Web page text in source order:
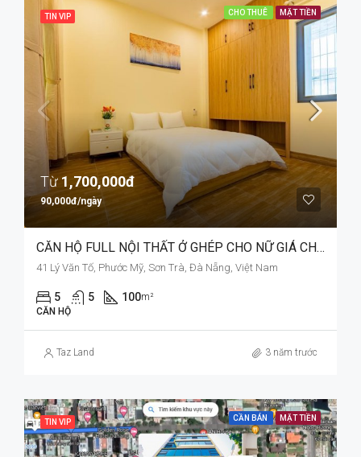
TIN VIP CHO THUÊ MẶT TIỀN
Từ 1,700,000đ
90,000đ/ngày
CĂN HỘ FULL NỘI THẤT Ở GHÉP CHO NỮ GIÁ CHỈ TỪ 1,7TRĐ/NGƯỜI
41 Lý Văn Tố, Phước Mỹ, Sơn Trà, Đà Nẵng, Việt Nam
5 5 100m²
CĂN HỘ
Taz Land 3 năm trước
TIN VIP CẦN BÁN MẶT TIỀN